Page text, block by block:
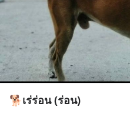
🐕เร่ร่อน (ร่อน)